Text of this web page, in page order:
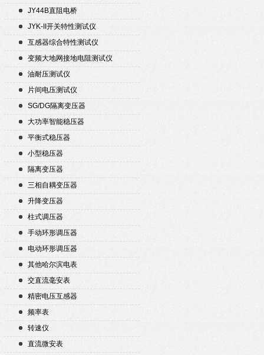
JY44B直阻电桥
JYK-II开关特性测试仪
互感器综合特性测试仪
变频大地网接地电阻测试仪
油耐压测试仪
片间电压测试仪
SG/DG隔离变压器
大功率智能稳压器
平衡式稳压器
小型稳压器
隔离变压器
三相自耦变压器
升降变压器
柱式调压器
手动环形调压器
电动环形调压器
其他哈尔滨电表
交直流毫安表
精密电压互感器
频率表
转速仪
直流微安表